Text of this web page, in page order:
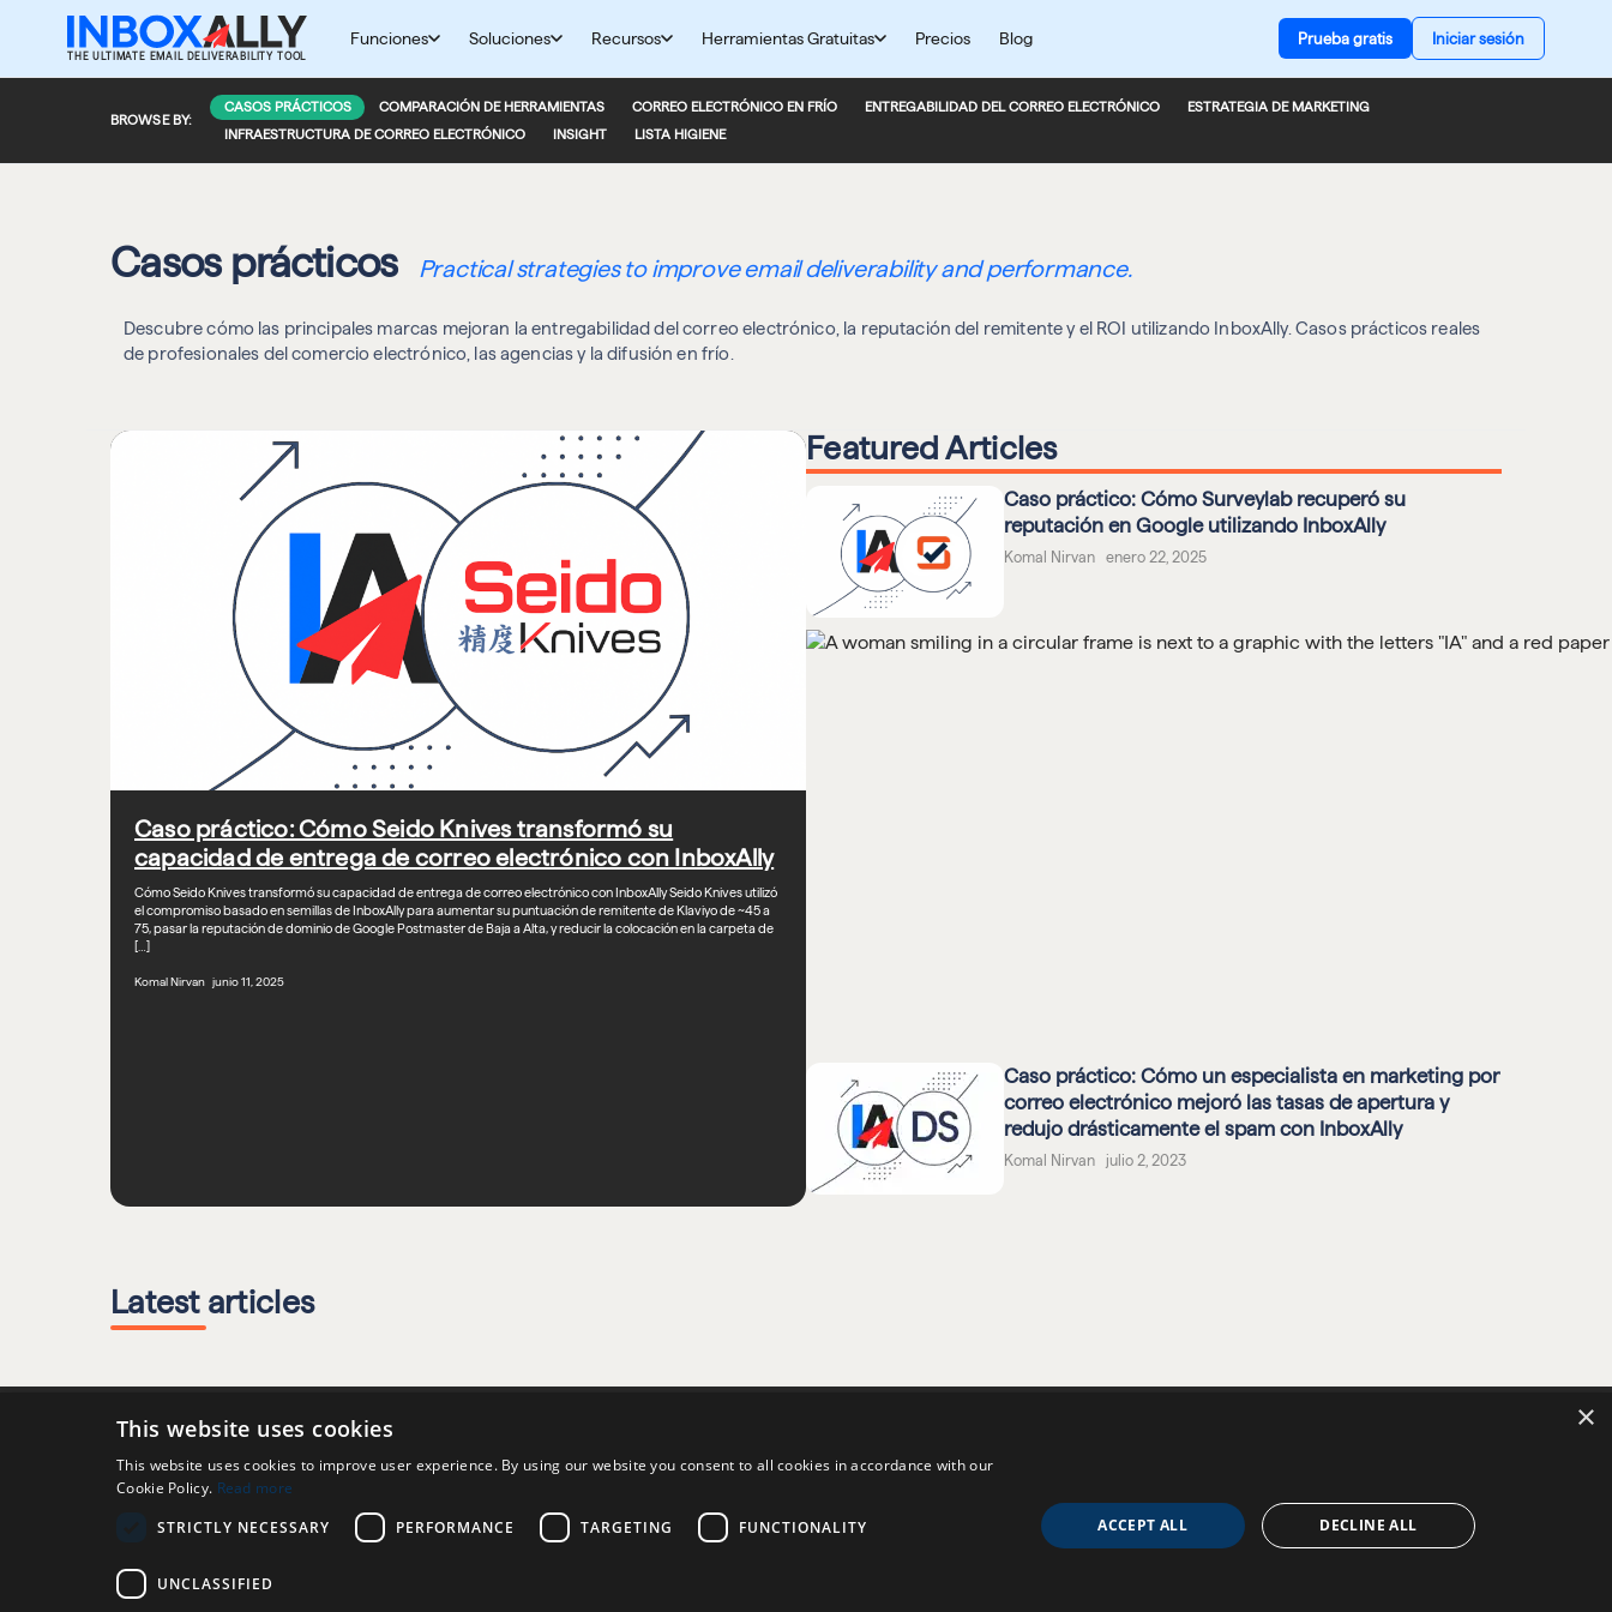
contenidoTHE ULTIMATE EMAIL DELIVERABILITY TOOL
Funciones Soluciones Recursos Herramientas Gratuitas Precios Blog Prueba gratis Iniciar sesión
BROWSE BY:
CASOS PRÁCTICOS COMPARACIÓN DE HERRAMIENTAS CORREO ELECTRÓNICO EN FRÍO ENTREGABILIDAD DEL CORREO ELECTRÓNICO
ESTRATEGIA DE MARKETING
INFRAESTRUCTURA DE CORREO ELECTRÓNICO
INSIGHT LISTA HIGIENE
Casos prácticos Practical strategies to improve email deliverability and performance.
Descubre cómo las principales marcas mejoran la entregabilidad del correo electrónico, la reputación del remitente y el ROI utilizando InboxAlly. Casos prácticos reales
de profesionales del comercio electrónico, las agencias y la difusión en frío.
Caso práctico: Cómo Seido Knives transformó su
capacidad de entrega de correo electrónico con InboxAlly
Cómo Seido Knives transformó su capacidad de entrega de correo electrónico con InboxAlly Seido Knives utilizó
el compromiso basado en semillas de InboxAlly para aumentar su puntuación de remitente de Klaviyo de ~45 a
75, pasar la reputación de dominio de Google Postmaster de Baja a Alta, y reducir la colocación en la carpeta de
[…]
Komal Nirvan junio 11, 2025
Featured Articles
Caso práctico: Cómo Surveylab recuperó su
reputación en Google utilizando InboxAlly
Komal Nirvan enero 22, 2025
Caso práctico: Cómo un especialista en marketing por
correo electrónico mejoró las tasas de apertura y
redujo drásticamente el spam con InboxAlly
Komal Nirvan julio 2, 2023
Latest articles
The Ultimate Email Deliverability Tool. Reach the
inbox, not the spam folder.
Inicio
Características
Precios
Reserva una demostración en vivo
Verificación de listas de correo electrónico
Búsqueda en la base de datos de spam
×
This website uses cookies
This website uses cookies to improve user experience. By using our website you consent to all cookies in accordance with our
Cookie Policy. Read more
STRICTLY NECESSARY
PERFORMANCE TARGETING FUNCTIONALITY
UNCLASSIFIED
ACCEPT ALL DECLINE ALL